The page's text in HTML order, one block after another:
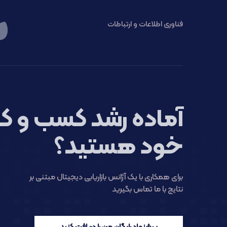
فناوری اطلاعات و ارتباطات
آماده رشد کسب و
خود هستید؟
برای همکاری با یک آژانس بازاریابی دیجیتال مبتنی بر
نتایج با ما تماس بگیرید